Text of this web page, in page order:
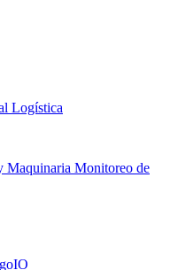
Logística
Maquinaria Monitoreo de